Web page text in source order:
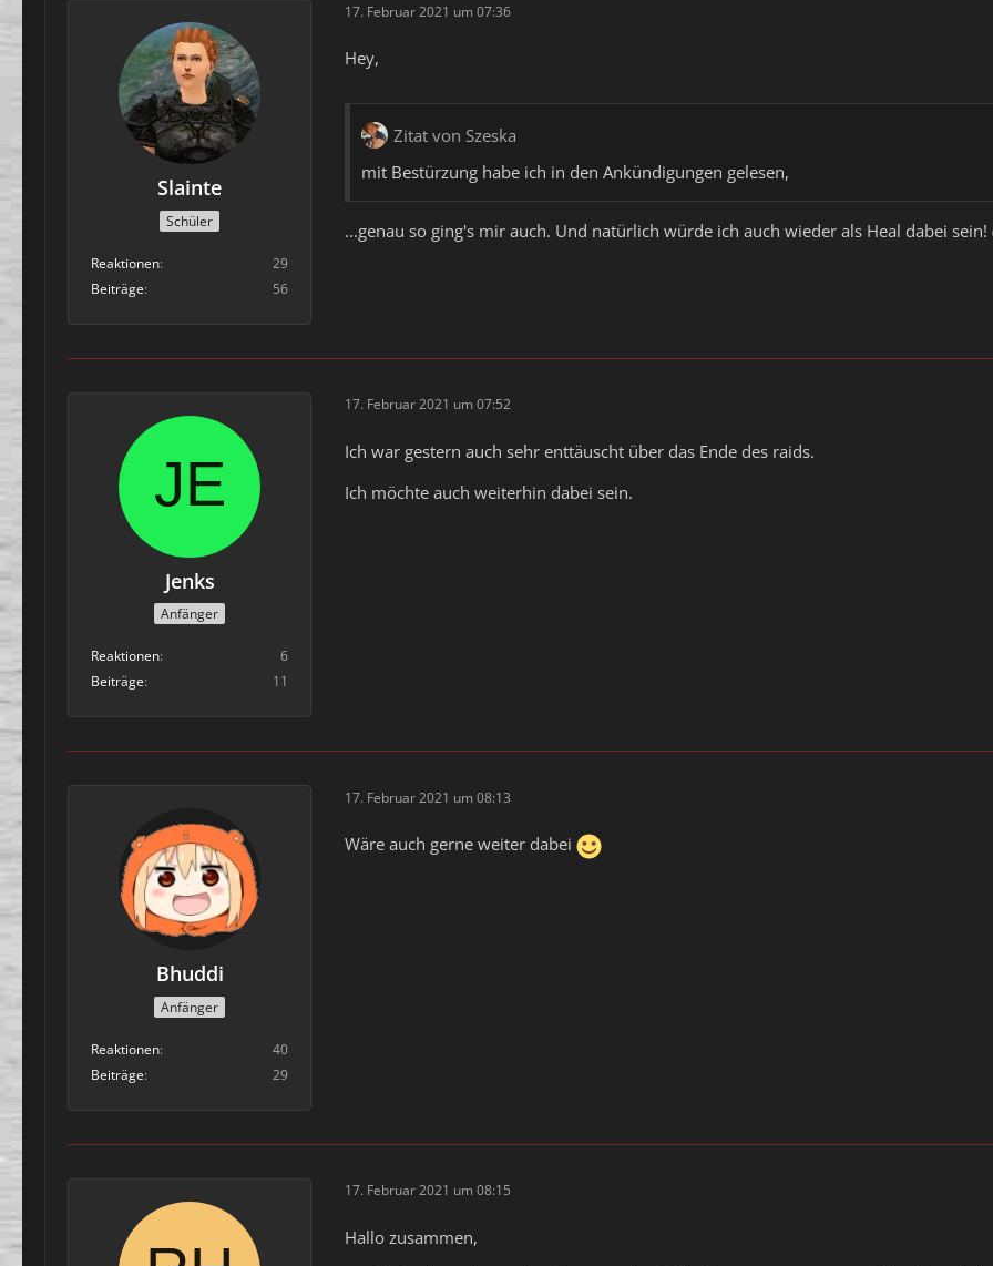
Slainte
Schüler
Reaktionen
29
Beiträge
56
17. Februar 2021 um 07:36
Hey,
Zitat von Szeska
mit Bestürzung habe ich in den Ankündigungen gelesen,
...genau so ging's mir auch. Und natürlich würde ich auch wieder als Heal dabei sein!
Jenks
Anfänger
Reaktionen
6
Beiträge
11
17. Februar 2021 um 07:52
Ich war gestern auch sehr enttäuscht über das Ende des raids.
Ich möchte auch weiterhin dabei sein.
Bhuddi
Anfänger
Reaktionen
40
Beiträge
29
17. Februar 2021 um 08:13
Wäre auch gerne weiter dabei
17. Februar 2021 um 08:15
Hallo zusammen,